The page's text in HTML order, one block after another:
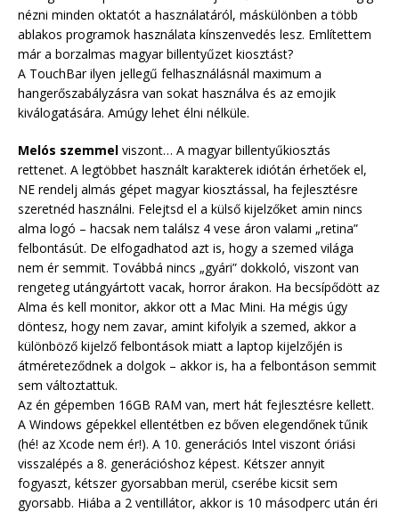
nézni minden oktatót a használatáról, máskülönben a több
ablakos programok használata kínszenvedés lesz. Említettem
már a borzalmas magyar billentyűzet kiosztást?
A TouchBar ilyen jellegű felhasználásnál maximum a
hangerőszabályzásra van sokat használva és az emojik
kiválogatására. Amúgy lehet élni nélküle.
Melós szemmel viszont… A magyar billentyűkiosztás
rettenet. A legtöbbet használt karakterek idiótán érhetőek el,
NE rendelj almás gépet magyar kiosztással, ha fejlesztésre
szeretnéd használni. Felejtsd el a külső kijelzőket amin nincs
alma logó – hacsak nem találsz 4 vese áron valami „retina”
felbontásút. De elfogadhatod azt is, hogy a szemed világa
nem ér semmit. Továbbá nincs „gyári” dokkoló, viszont van
rengeteg utángyártott vacak, horror árakon. Ha becsípődött az
Alma és kell monitor, akkor ott a Mac Mini. Ha mégis úgy
döntesz, hogy nem zavar, amint kifolyik a szemed, akkor a
különböző kijelző felbontások miatt a laptop kijelzőjén is
átméreteződnek a dolgok – akkor is, ha a felbontáson semmit
sem változtattuk.
Az én gépemben 16GB RAM van, mert hát fejlesztésre kellett.
A Windows gépekkel ellentétben ez bőven elegendőnek tűnik
(hé! az Xcode nem ér!). A 10. generációs Intel viszont óriási
visszalépés a 8. generációshoz képest. Kétszer annyit
fogyaszt, kétszer gyorsabban merül, cserébe kicsit sem
gyorsabb. Hiába a 2 ventillátor, akkor is 10 másodperc után éri